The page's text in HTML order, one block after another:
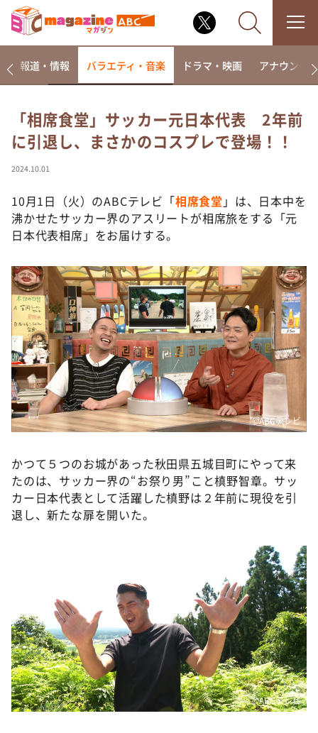
なるみ・岡村の過ぎるTV
相席食堂
～人生密着トークバラエティ！～ やすとものいたっ
て真剣です
探偵！ナイトスクープ
news おかえり
河合＆A.B.C-Z塚田×福井アナ「なんでやねん！？」
（news おかえり）
DAIGOも台所 ～きょうの献立 何にする？～
本日はダイアンなり！シーズン２
朝だ！生です旅サラダ
教えて！ニュースライブ 正義のミカタ
ＬＩＦＥ～夢のカタチ～
ポツンと一軒家
ザキ山小屋本館
ぺこぱのまるスポ
報道・情報 バラエティ・音楽 ドラマ・映画 アナウンサー
「相席食堂」サッカー元日本代表 2年前
に引退し、まさかのコスプレで登場！！
2024.10.01
10月1日（火）のABCテレビ「相席食堂 」は、日本中を
沸かせたサッカー界のアスリートが相席旅をする「元
日本代表相席」をお届けする。
©️ABCテレビ
かつて５つのお城があった秋田県五城目町にやって来
たのは、サッカー界の“お祭り男”こと槙野智章。サッ
カー日本代表として活躍した槙野は２年前に現役を引
退し、新たな扉を開いた。
©️ABCテレビ